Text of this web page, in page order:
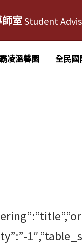
室Student
凌溫馨園 全民國